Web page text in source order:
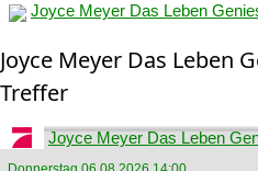
Joyce Meyer Das Leben
Joyce Meyer Das Leben
Treffer
Joyce Meyer Das Leben